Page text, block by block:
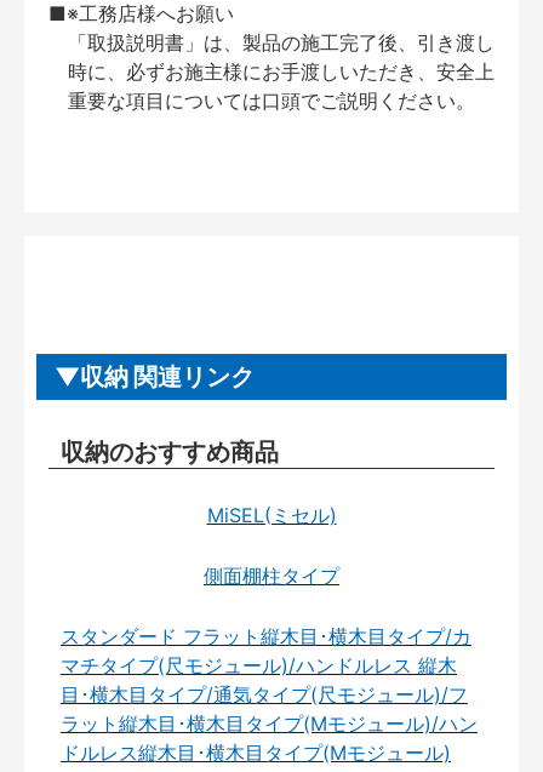
■※工務店様へお願い
「取扱説明書」は、製品の施工完了後、引き渡し
時に、必ずお施主様にお手渡しいただき、安全上
重要な項目については口頭でご説明ください。
収納 関連リンク
収納のおすすめ商品
MiSEL(ミセル)
側面棚柱タイプ
スタンダード フラット縦木目･横木目タイプ/カ
マチタイプ(尺モジュール)/ハンドルレス 縦木
目･横木目タイプ/通気タイプ(尺モジュール)/フ
ラット縦木目･横木目タイプ(Mモジュール)/ハン
ドルレス縦木目･横木目タイプ(Mモジュール)